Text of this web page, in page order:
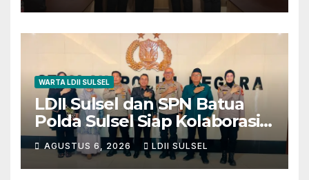
WARTA LDII SULSEL
LDII Sulsel dan SPN Batua
Polda Sulsel Siap Kolaborasi
Bakti Sosial Sambut HUT RI
ke-81
AGUSTUS 6, 2026 LDII SULSEL